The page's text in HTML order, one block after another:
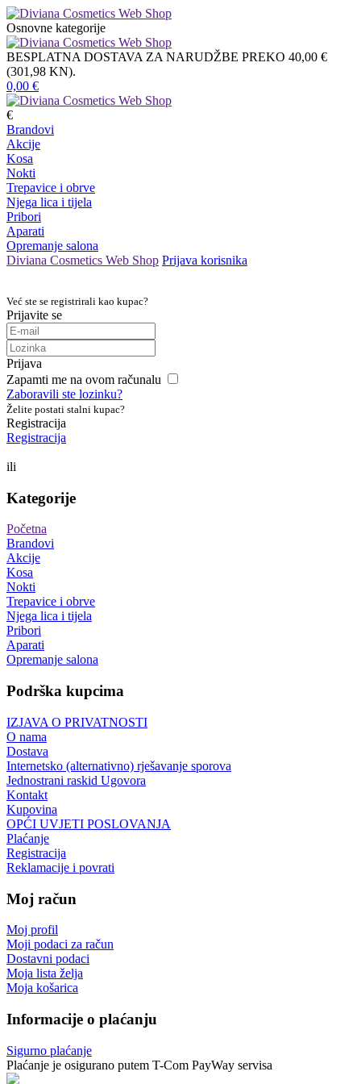
Osnovne kategorije
BESPLATNA DOSTAVA ZA NARUDŽBE PREKO 40,00 €
(301,98 KN).
0,00 €
€
Brandovi
Akcije
Kosa
Nokti
Trepavice i obrve
Njega lica i tijela
Pribori
Aparati
Opremanje salona
Diviana Cosmetics Web Shop Prijava korisnika
Već ste se registrirali kao kupac?
Prijavite se
Prijava
Zapamti me na ovom računalu
Zaboravili ste lozinku?
Želite postati stalni kupac?
Registracija
Registracija
ili
Kategorije
Početna
Brandovi
Akcije
Kosa
Nokti
Trepavice i obrve
Njega lica i tijela
Pribori
Aparati
Opremanje salona
Podrška kupcima
IZJAVA O PRIVATNOSTI
O nama
Dostava
Internetsko (alternativno) rješavanje sporova
Jednostrani raskid Ugovora
Kontakt
Kupovina
OPĆI UVJETI POSLOVANJA
Plaćanje
Registracija
Reklamacije i povrati
Moj račun
Moj profil
Moji podaci za račun
Dostavni podaci
Moja lista želja
Moja košarica
Informacije o plaćanju
Sigurno plaćanje
Plaćanje je osigurano putem T-Com PayWay servisa